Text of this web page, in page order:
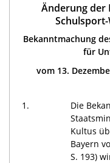
Änderung der
Bekanntmachung
für
vom 13.
1.
Die
Kultus
Bayern
S. 193)